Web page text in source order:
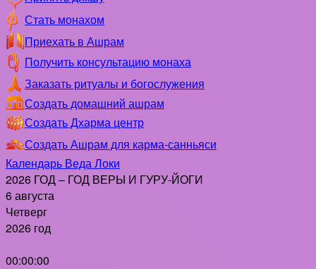
Стать монахом
Приехать в Ашрам
Получить консультацию монаха
Заказать ритуалы и богослужения
Создать домашний ашрам
Создать Дхарма центр
Создать Ашрам для карма-санньяси
Календарь Веда Локи
2026 ГОД – ГОД ВЕРЫ И ГУРУ-ЙОГИ
6 августа
Четверг
2026 год
00:00:00